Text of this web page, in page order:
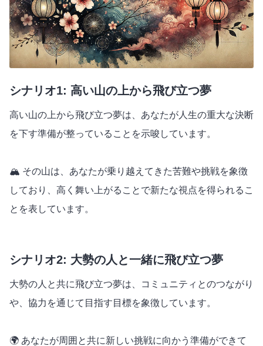
シナリオ1: 高い山の上から飛び立つ夢
高い山の上から飛び立つ夢は、あなたが人生の重大な決断
を下す準備が整っていることを示唆しています。
🏔️ その山は、あなたが乗り越えてきた苦難や挑戦を象徴
しており、高く舞い上がることで新たな視点を得られるこ
とを表しています。
シナリオ2: 大勢の人と一緒に飛び立つ夢
大勢の人と共に飛び立つ夢は、コミュニティとのつながり
や、協力を通じて目指す目標を象徴しています。
🌍 あなたが周囲と共に新しい挑戦に向かう準備ができて